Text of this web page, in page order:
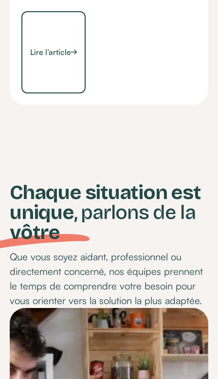
Lire l’article
Chaque situation est
unique, parlons de la
vôtre
Que vous soyez aidant, professionnel ou
directement concerné, nos équipes prennent
le temps de comprendre votre besoin pour
vous orienter vers la solution la plus adaptée.